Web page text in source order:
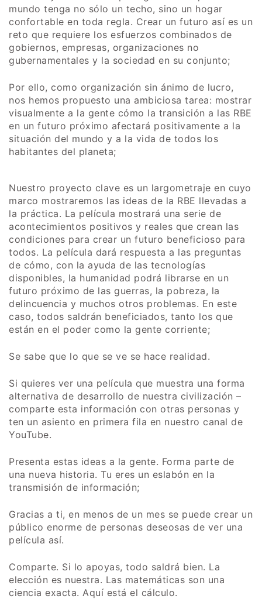
mundo tenga no sólo un techo, sino un hogar
confortable en toda regla. Crear un futuro así es un
reto que requiere los esfuerzos combinados de
gobiernos, empresas, organizaciones no
gubernamentales y la sociedad en su conjunto;
Por ello, como organización sin ánimo de lucro,
nos hemos propuesto una ambiciosa tarea: mostrar
visualmente a la gente cómo la transición a las RBE
en un futuro próximo afectará positivamente a la
situación del mundo y a la vida de todos los
habitantes del planeta;
Nuestro proyecto clave es un largometraje en cuyo
marco mostraremos las ideas de la RBE llevadas a
la práctica. La película mostrará una serie de
acontecimientos positivos y reales que crean las
condiciones para crear un futuro beneficioso para
todos. La película dará respuesta a las preguntas
de cómo, con la ayuda de las tecnologías
disponibles, la humanidad podrá librarse en un
futuro próximo de las guerras, la pobreza, la
delincuencia y muchos otros problemas. En este
caso, todos saldrán beneficiados, tanto los que
están en el poder como la gente corriente;
Se sabe que lo que se ve se hace realidad.
Si quieres ver una película que muestra una forma
alternativa de desarrollo de nuestra civilización –
comparte esta información con otras personas y
ten un asiento en primera fila en nuestro canal de
YouTube.
Presenta estas ideas a la gente. Forma parte de
una nueva historia. Tu eres un eslabón en la
transmisión de información;
Gracias a ti, en menos de un mes se puede crear un
público enorme de personas deseosas de ver una
película así.
Comparte. Si lo apoyas, todo saldrá bien. La
elección es nuestra. Las matemáticas son una
ciencia exacta. Aquí está el cálculo.